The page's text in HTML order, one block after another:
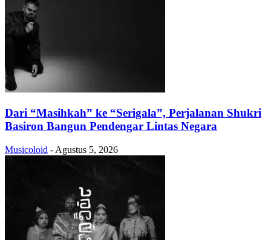
Dari “Masihkah” ke “Serigala”, Perjalanan Shukri
Basiron Bangun Pendengar Lintas Negara
Musicoloid - Agustus 5, 2026